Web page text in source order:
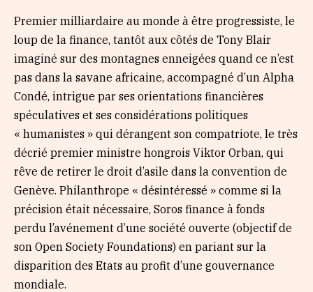
Premier milliardaire au monde à être progressiste, le
loup de la finance, tantôt aux côtés de Tony Blair
imaginé sur des montagnes enneigées quand ce n’est
pas dans la savane africaine, accompagné d’un Alpha
Condé, intrigue par ses orientations financières
spéculatives et ses considérations politiques
« humanistes » qui dérangent son compatriote, le très
décrié premier ministre hongrois Viktor Orban, qui
rêve de retirer le droit d’asile dans la convention de
Genève. Philanthrope « désintéressé » comme si la
précision était nécessaire, Soros finance à fonds
perdu l’avénement d’une société ouverte (objectif de
son Open Society Foundations) en pariant sur la
disparition des Etats au profit d’une gouvernance
mondiale.